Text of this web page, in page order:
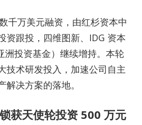
千万美元融资，由红杉资本中
资跟投，四维图新、IDG 资本
洲投资基金）继续增持。本轮
技术研发投入，加速公司自主
决方案的落地。
获天使轮投资 500 万元